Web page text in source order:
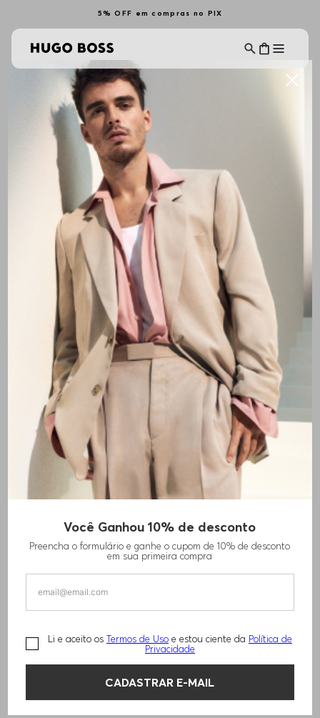
5% OFF em compras no PIX
Você Ganhou 10% de desconto
Preencha o formulário e ganhe o cupom de 10% de desconto
em sua primeira compra
Li e aceito os Termos de Uso e estou ciente da Política de
Privacidade
CADASTRAR E-MAIL
POLO DE ALGODÃO COM DETALHES DE
LOGO CONTRASTANTE
TAMANHO -P - S Informações do Tamanho
Qual o seu Tamanho? Tabela de Tamanhos
ADICIONAR AO CARRINHO